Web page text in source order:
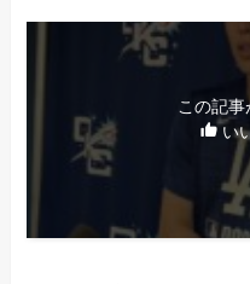
この記
い